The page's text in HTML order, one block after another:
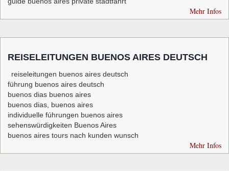
Mehr Infos
REISELEITUNGEN BUENOS AIRES DEUTSCH
reiseleitungen buenos aires deutsch
führung buenos aires deutsch
buenos dias buenos aires
buenos dias, buenos aires
individuelle fúhrungen buenos aires
sehenswürdigkeiten Buenos Aires
buenos aires tours nach kunden wunsch
Mehr Infos